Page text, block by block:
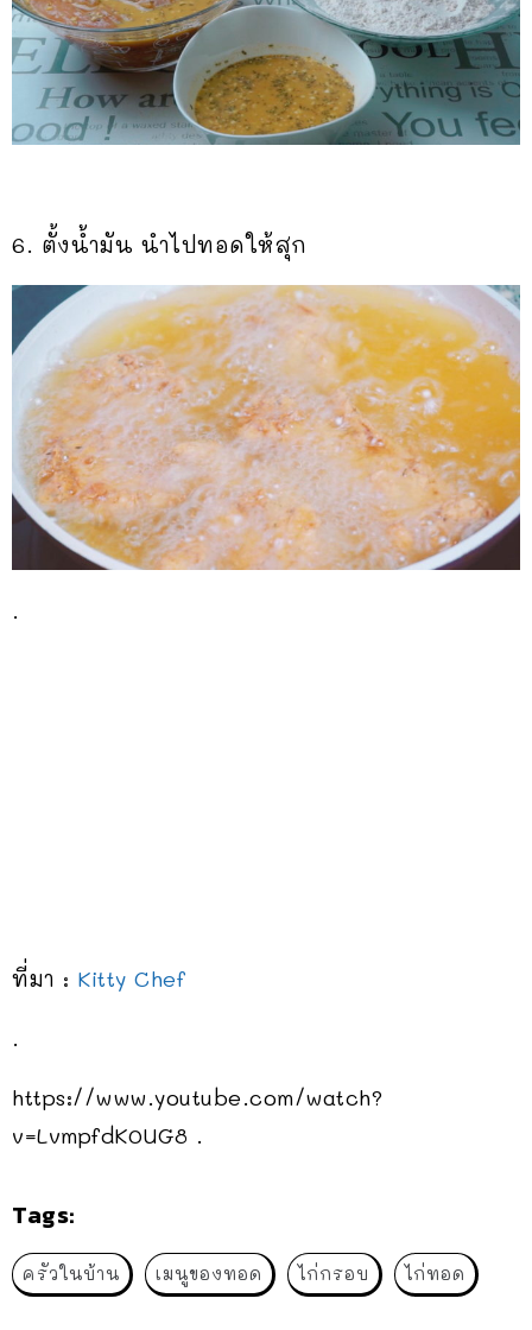
6. ตั้งน้ำมัน นำไปทอดให้สุก
.
ที่มา : Kitty Chef
.
https://www.youtube.com/watch?
v=LvmpfdK0UG8 .
Tags:
ครัวในบ้าน เมนูของทอด ไก่กรอบ ไก่ทอด